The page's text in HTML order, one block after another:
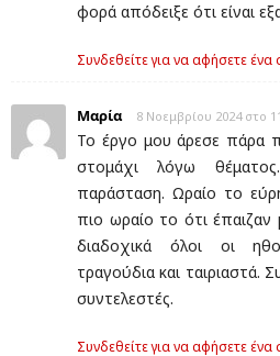
φορά απόδειξε ότι είναι
Συνδεθείτε για να αφήσετε ένα
Μαρία 8 Νοεμβρίου 2024 στο
Το έργο μου άρεσε πάρα
στομάχι λόγω
παράσταση. Ωραίο το
πιο ωραίο το ότι έπαιζαν
διαδοχικά όλοι οι
τραγούδια και ταιριαστά.
συντελεστές.
Συνδεθείτε για να αφήσετε ένα